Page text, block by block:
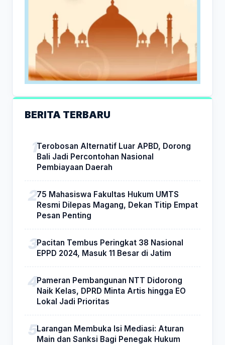
BERITA TERBARU
Terobosan Alternatif Luar APBD, Dorong
Bali Jadi Percontohan Nasional
Pembiayaan Daerah
75 Mahasiswa Fakultas Hukum UMTS
Resmi Dilepas Magang, Dekan Titip Empat
Pesan Penting
Pacitan Tembus Peringkat 38 Nasional
EPPD 2024, Masuk 11 Besar di Jatim
Pameran Pembangunan NTT Didorong
Naik Kelas, DPRD Minta Artis hingga EO
Lokal Jadi Prioritas
Larangan Membuka Isi Mediasi: Aturan
Main dan Sanksi Bagi Penegak Hukum